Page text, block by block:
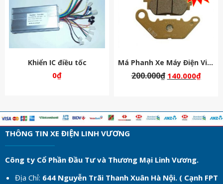
Khiển IC điều tốc
₫
Má Phanh Xe Máy Điện Vinfast
200.000₫ 140.000₫
THÔNG TIN XE ĐIỆN LINH VƯƠNG
Công ty Cổ Phần Đầu Tư và Thương Mại Linh Vương.
Địa Chỉ: 644 Nguyễn Trãi Thanh Xuân Hà Nội. ( Cạnh FPT